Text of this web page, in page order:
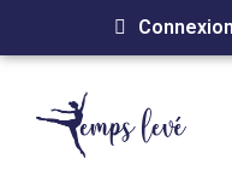
Connexion